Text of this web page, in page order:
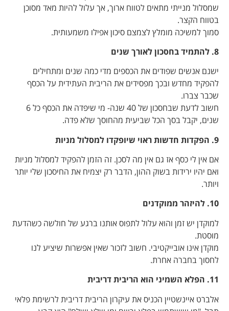
שמסלול מנייתי מתאים לטווח ארוך, אך עלול להיות מאד מסוכן
בטווח הקצר.
סמוך למשיכה מומלץ לצמצם סיכון אפילו משמעותית.
8. להתמיד בחסכון לאורך שנים
ישנם אנשים שפודים את הכספים מדי כמה שנים ומתחילים
להפקיד מחדש ובכך מפסידים את הריבית העתידית על הכסף
שכבר צברו.
חשוב לדעת שבחסכון של 40 שנה- מי שיפדה את הכסף כל 6
שנים, יקבל בסך הכל שביעית מהחוסך שלא פדה.
9. הפקדות חדשות ראוי שיופקדו למסלול מניות
אם אין לי כסף אז גם אין מה לסכן. זה הזמן להפקיד למסלול מניות
ואם יהיו ירידות בשוק ההון, הדבר רק יצמיח את החיסכון שלי יותר
ויותר.
10. להיזהר ממוקדנים
למוקדן יש זמן והוא עלול לתפוס אותנו ברגע של חולשה כשהדעת
מוסטת.
מוקדן אינו אובייקטיבי. חשוב לזכור שאין אפשרות שיציע לנו
לחסוך בחברה אחרת.
11. הפלא השמיני הוא הריבית דריבית
אלברט איינשטיין הכניס את עיקרון הריבית דריבית לרשימת פלאי